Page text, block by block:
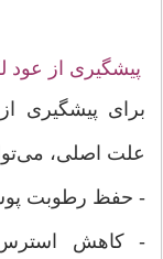
پیشگیری از عود
برای پیشگیری
علت اصلی،
- حفظ رطوبت
- کاهش استرس: